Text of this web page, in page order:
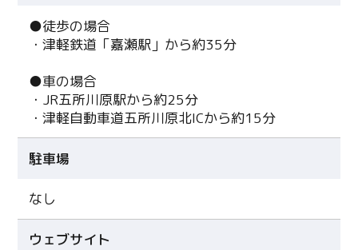
●徒歩の場合
・津軽鉄道「嘉瀬駅」から約35分
●車の場合
・JR五所川原駅から約25分
・津軽自動車道五所川原北ICから約15分
駐車場
なし
ウェブサイト